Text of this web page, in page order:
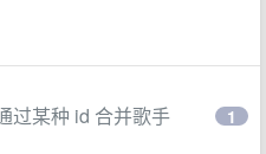
过某种 id 合并歌手 1